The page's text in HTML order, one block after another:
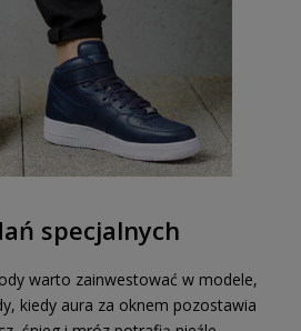
specjalnych
warto zainwestować w modele,
kiedy aura za oknem pozostawia